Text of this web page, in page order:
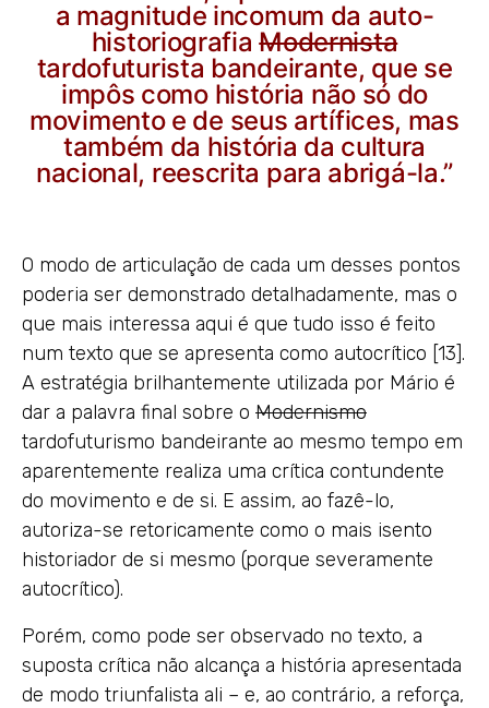
a magnitude incomum da auto-
historiografiaModernista
tardofuturista bandeirante, que se
impôs como história não só do
movimento e de seus artífices, mas
também da história da cultura
nacional, reescrita para abrigá-la.”
O modo de articulação de cada um desses pontos
poderia ser demonstrado detalhadamente, mas o
que mais interessa aqui é que tudo isso é feito
num texto que se apresenta como autocrítico [13].
A estratégia brilhantemente utilizada por Mário é
dar a palavra final sobre o Modernismo
tardofuturismo bandeirante ao mesmo tempo em
aparentemente realiza uma crítica contundente
do movimento e de si. E assim, ao fazê-lo,
autoriza-se retoricamente como o mais isento
historiador de si mesmo (porque severamente
autocrítico).
Porém, como pode ser observado no texto, a
suposta crítica não alcança a história apresentada
de modo triunfalista ali – e, ao contrário, a reforça,